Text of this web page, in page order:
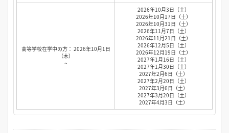
高等学校在学中の方： 2026年10月1日
（木）
~
2026年10月3日（土）
2026年10月17日（土）
2026年10月31日（土）
2026年11月7日（土）
2026年11月21日（土）
2026年12月5日（土）
2026年12月19日（土）
2027年1月16日（土）
2027年1月30日（土）
2027年2月6日（土）
2027年2月20日（土）
2027年3月6日（土）
2027年3月20日（土）
2027年4月3日（土）